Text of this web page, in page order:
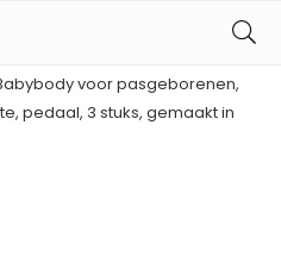
voor pasgeborenen,
pedaal, 3 stuks, gemaakt in